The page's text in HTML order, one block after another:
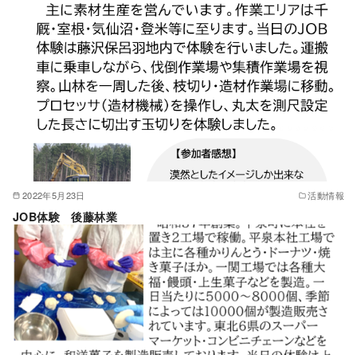
2022年5月23日 活動情報
JOB体験 後藤林業